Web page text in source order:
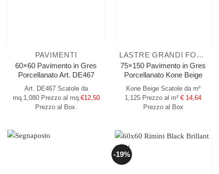
PAVIMENTI
60×60 Pavimento in Gres
Porcellanato Art. DE467
Art. DE467 Scatole da
mq.1,080 Prezzo al mq. €12,50
Prezzo al Box.
LASTRE GRANDI FORMATI
75×150 Pavimento in Gres
Porcellanato Kone Beige
Kone Beige Scatole da m²
1,125 Prezzo al m² € 14,64
Prezzo al Box
-19%